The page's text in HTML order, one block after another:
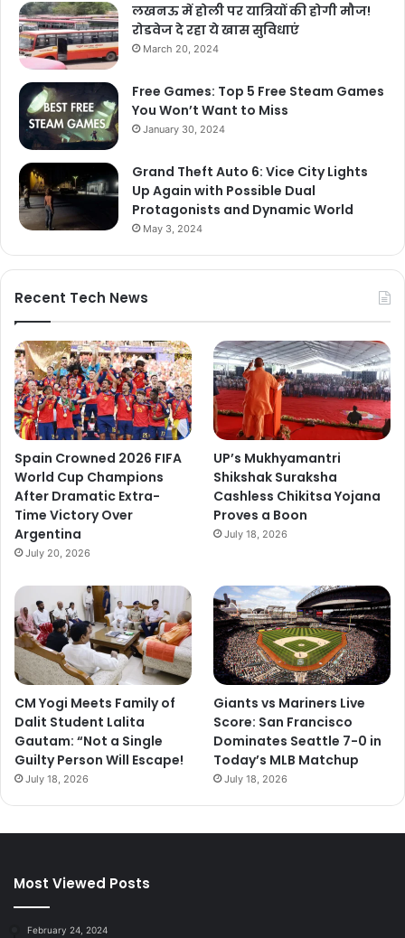
लखनऊ में होली पर यात्रियों की होगी मौज!
रोडवेज दे रहा ये खास सुविधाएं
March 20, 2024
Free Games: Top 5 Free Steam Games
You Won’t Want to Miss
January 30, 2024
Grand Theft Auto 6: Vice City Lights
Up Again with Possible Dual
Protagonists and Dynamic World
May 3, 2024
Recent Tech News
Spain Crowned 2026 FIFA
World Cup Champions
After Dramatic Extra-
Time Victory Over
Argentina
July 20, 2026
UP’s Mukhyamantri
Shikshak Suraksha
Cashless Chikitsa Yojana
Proves a Boon
July 18, 2026
CM Yogi Meets Family of
Dalit Student Lalita
Gautam: “Not a Single
Guilty Person Will Escape!
July 18, 2026
Giants vs Mariners Live
Score: San Francisco
Dominates Seattle 7-0 in
Today’s MLB Matchup
July 18, 2026
Most Viewed Posts
February 24, 2024